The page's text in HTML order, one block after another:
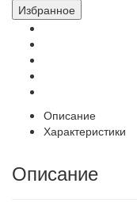
Избранное
Описание
Характеристики
Описание